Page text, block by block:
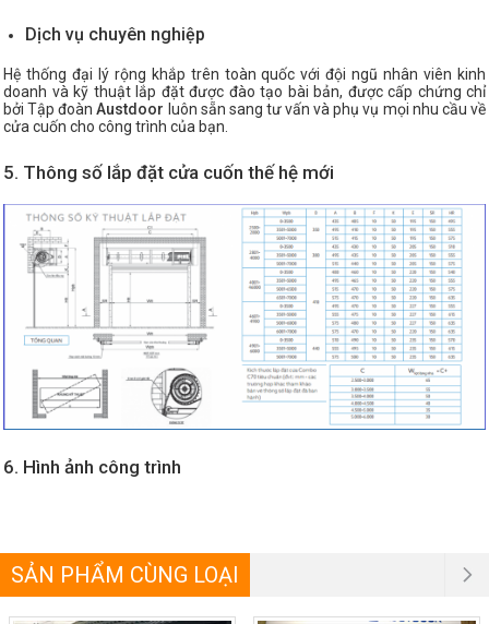
Dịch vụ chuyên nghiệp
Hệ thống đại lý rộng khắp trên toàn quốc với đội ngũ nhân viên kinh
doanh và kỹ thuật lắp đặt được đào tạo bài bản, được cấp chứng chỉ
bởi Tập đoànAustdoor luôn sẵn sang tư vấn và phụ vụ mọi nhu cầu về
cửa cuốn cho công trình của bạn.
5. Thông số lắp đặt cửa cuốn thế hệ mới
6. Hình ảnh công trình
SẢN PHẨM CÙNG LOẠI